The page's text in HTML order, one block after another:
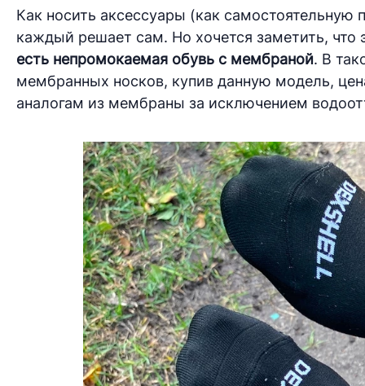
Как носить аксессуары (как
каждый решает сам. Но хочется заметить, что
есть непромокаемая обувь с мембраной. В
мембранных носков, купив данную модель,
аналогам из мембраны за исключением